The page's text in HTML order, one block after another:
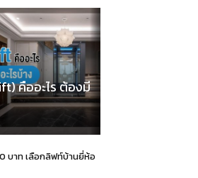
คืออะไร ต้องมี
บาท เลือกลิฟท์บ้านยี่ห้อ